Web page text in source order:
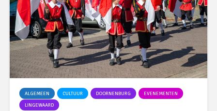
ALGEMEEN CULTUUR DOORNENBURG
EVENEMENTEN
LINGEWAARD